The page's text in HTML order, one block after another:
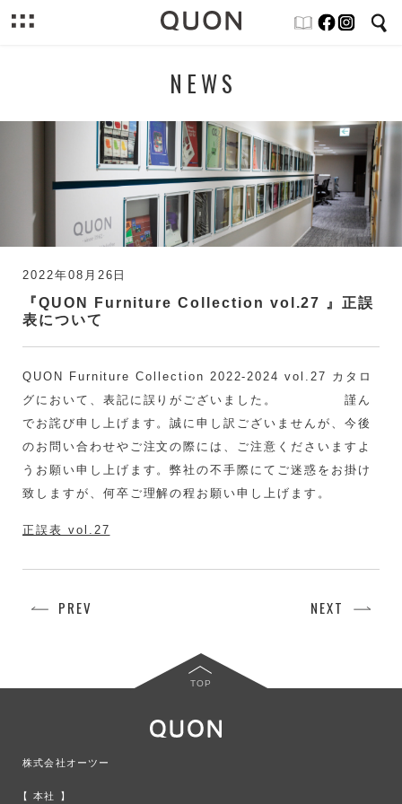
NEWS
2022年08月26日
『QUON Furniture Collection vol.27 』正誤
表について
QUON Furniture Collection 2022-2024 vol.27 カタロ
グにおいて、表記に誤りがございました。 謹ん
でお詫び申し上げます。誠に申し訳ございませんが、今後
のお問い合わせやご注文の際には、ご注意くださいますよ
うお願い申し上げます。弊社の不手際にてご迷惑をお掛け
致しますが、何卒ご理解の程お願い申し上げます。
正誤表 vol.27
PREV NEXT
TOP
株式会社オーツー
本社